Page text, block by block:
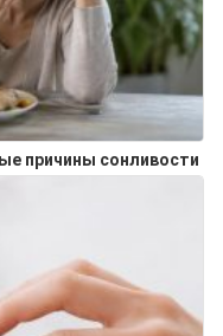
причины сонливости